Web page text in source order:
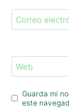
Correo
Web
Guarda mi
este